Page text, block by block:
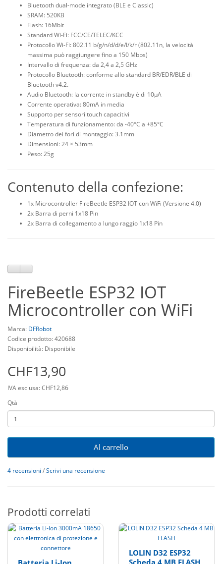
Bluetooth dual-mode integrato (BLE e Classic)
SRAM: 520KB
Flash: 16Mbit
Standard Wi-Fi: FCC/CE/TELEC/KCC
Protocollo Wi-Fi: 802.11 b/g/n/d/d/e/I/k/r (802.11n, la velocità
massima può raggiungere fino a 150 Mbps)
Intervallo di frequenza: da 2,4 a 2,5 GHz
Protocollo Bluetooth: conforme allo standard BR/EDR/BLE di
Bluetooth v4.2.
Audio Bluetooth: la corrente in standby è di 10μA
Corrente operativa: 80mA in media
Supporto per sensori touch capacitivi
Temperatura di funzionamento: da -40°C a +85°C
Diametro dei fori di montaggio: 3.1mm
Dimensioni: 24 × 53mm
Peso: 25g
Contenuto della confezione:
1x Microcontroller FireBeetle ESP32 IOT con WiFi (Versione 4.0)
2x Barra di perni 1x18 Pin
2x Barra di collegamento a lungo raggio 1x18 Pin
FireBeetle ESP32 IOT
Microcontroller con WiFi
Marca: DFRobot
Codice prodotto: 420688
Disponibilità: Disponibile
CHF13,90
IVA esclusa: CHF12,86
Qtà
Al carrello
4 recensioni /Scrivi una recensione
Prodotti correlati
LOLIN D32 ESP32
Scheda 4 MB FLASH